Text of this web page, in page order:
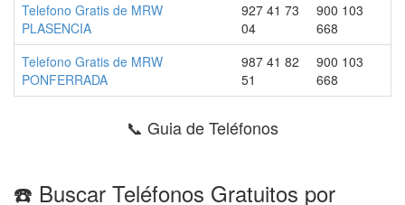
Telefono Gratis de MRW
PLASENCIA
927 41 73
04
900 103
668
Telefono Gratis de MRW
PONFERRADA
987 41 82
51
900 103
668
📞 Guia de Teléfonos
☎️ Buscar Teléfonos Gratuitos por